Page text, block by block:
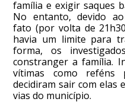
família e exigir saques
No entanto, devido
fato (por volta de
havia um limite para
forma, os
constranger a família.
vítimas como
decidiram sair com elas
vias do município.